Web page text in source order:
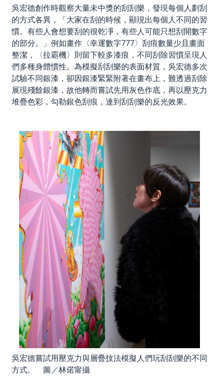
吳宏德創作時觀察大量未中獎的刮刮樂，發現每個人劃刮
的方式各異，「大家在刮的時候，顯現出每個人不同的習
慣。有些人會想要刮的很乾凈，有些人可能只想刮開數字
的部分。」例如畫作〈幸運數字777〉刮痕數量少且畫面
整潔，〈拉霸機〉則留下較多漆痕，不同刮除習慣呈現人
們多種身體慣性。為模擬刮刮樂的表面材質，吳宏德多次
試驗不同銀漆，卻因銀漆緊緊附著在畫布上，難透過刮除
展現殘餘銀漆，故他轉而嘗試先用灰色作底，再以壓克力
堆疊色彩，勾勒銀色刮痕，達到刮刮樂的反光效果。
吳宏德嘗試用壓克力與層疊技法模擬人們玩刮刮樂的不同
方式。 圖／林偌甯攝